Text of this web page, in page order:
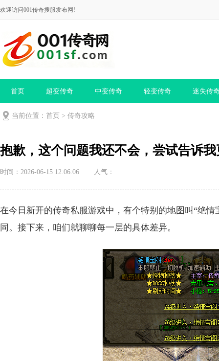
欢迎访问001传奇搜服发布网!
首页 超变传奇 中变传奇 轻变传奇 迷失传
当前位置： 首页 > 传奇攻略
抱歉，这个问题我还不会，尝试告诉
时间：2026-06-15 12:06:06 人气：
在今日新开的传奇私服游戏中，有个特别的地图叫“绝
同。接下来，咱们就聊聊每一层的具体差异。